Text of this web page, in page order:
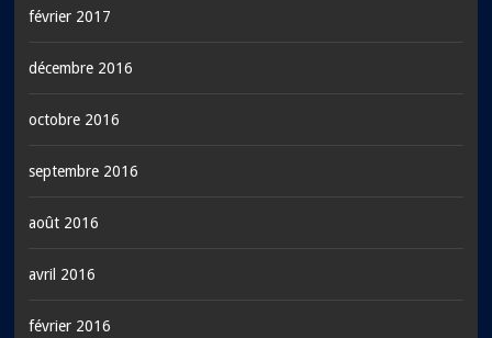
février 2017
décembre 2016
octobre 2016
septembre 2016
août 2016
avril 2016
février 2016